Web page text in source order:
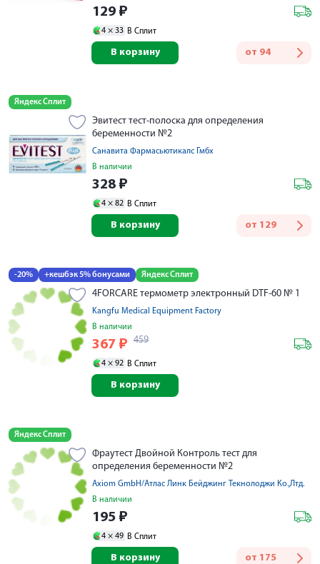
129 ₽
4 × 33 В Сплит
от 94
В корзину
Яндекс Сплит
Эвитест тест-полоска для определения
беременности №2
Санавита Фармасьютикалс Гмбх
В наличии
328 ₽
4 × 82 В Сплит
от 129
В корзину
-20% +кешбэк 5% бонусами Яндекс Сплит
4FORCARE термометр электронный DTF-60 № 1
Kangfu Medical Equipment Factory
В наличии
367 ₽ 459
4 × 92 В Сплит
В корзину
Яндекс Сплит
Фраутест Двойной Контроль тест для
определения беременности №2
Axiom GmbH/Атлас Линк Бейджинг Текнолоджи Ко.,Лтд.
В наличии
195 ₽
4 × 49 В Сплит
от 175
В корзину